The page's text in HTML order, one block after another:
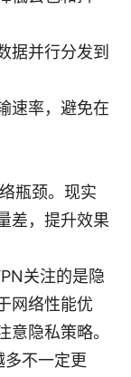
据并行分发到
速率，避免在
瓶颈。现实
差，提升效果
关注的是隐
网络性能优
意隐私策略。
不一定更